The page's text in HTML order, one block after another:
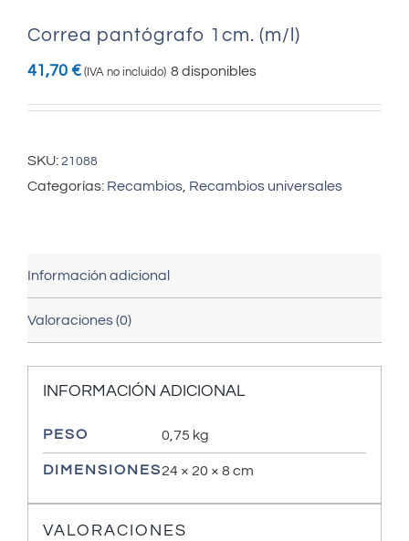
Correa pantógrafo 1cm. (m/l)
41,70 € (IVA no incluido) 8 disponibles
SKU: 21088
Categorías: Recambios Recambios universales
Información adicional
Valoraciones (0)
INFORMACIÓN ADICIONAL
PESO 0,75 kg
DIMENSIONES24 × 20 × 8 cm
VALORACIONES